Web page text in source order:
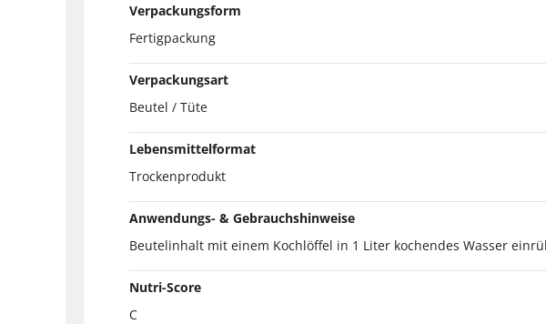
Verpackungsform
Fertigpackung
Verpackungsart
Beutel / Tüte
Lebensmittelformat
Trockenprodukt
Anwendungs- & Gebrauchshinweise
Beutelinhalt mit einem Kochlöffel in 1 Liter kochendes Wasser
Nutri-Score
C